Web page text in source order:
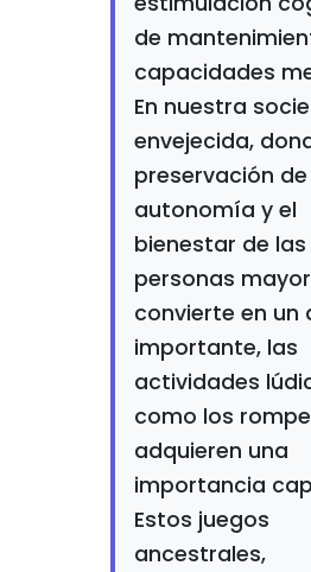
de
capacidades
En nuestra
envejecida,
preservación
autonomía y el
bienestar de las
personas
convierte en un
importante, las
actividades
como los
adquieren una
importancia
Estos juegos
ancestrales,